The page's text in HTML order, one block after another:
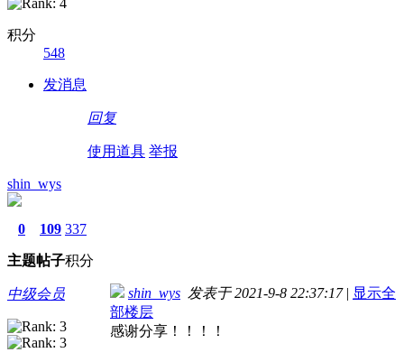
积分
548
发消息
回复
使用道具 举报
shin_wys
0
主题
109
帖子
337
积分
中级会员 shin_wys 发表于 2021-9-8 22:37:17 | 显示全
部楼层
感谢分享！！！！